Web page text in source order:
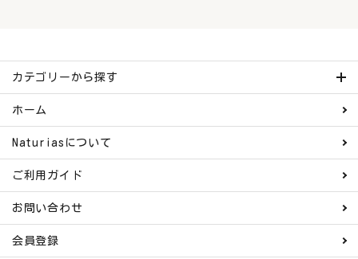
カテゴリーから探す
ホーム
Naturiasについて
ご利用ガイド
お問い合わせ
会員登録